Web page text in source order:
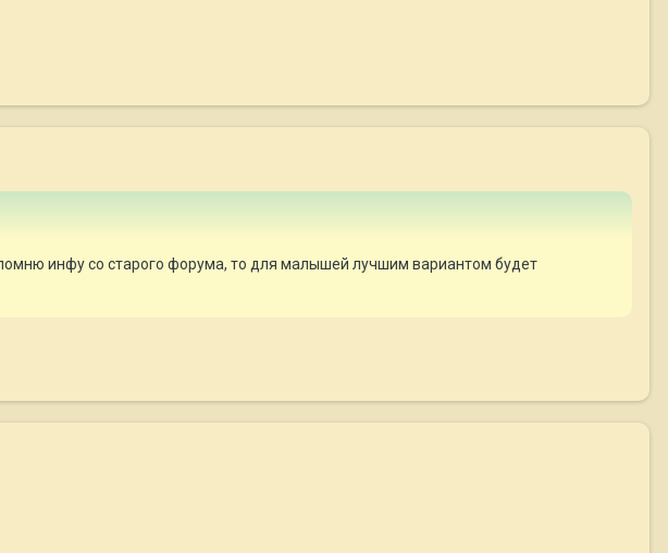
инфу со старого форума, то для малышей лучшим вариантом будет